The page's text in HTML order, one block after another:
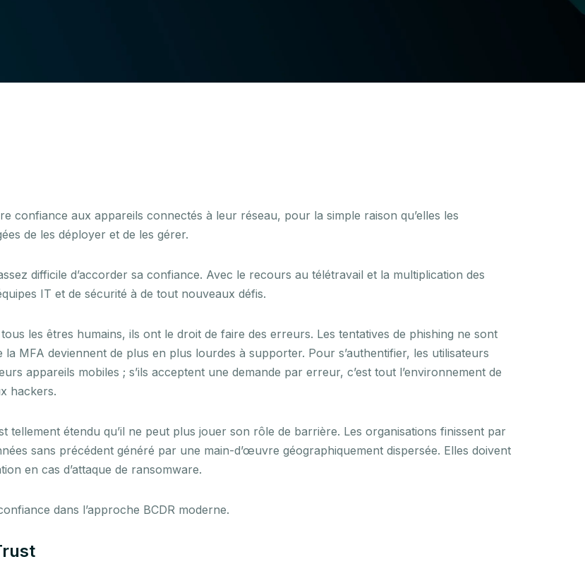
confiance aux appareils connectés à leur réseau, pour la simple raison qu’elles les
de les déployer et de les gérer.
difficile d’accorder sa confiance. Avec le recours au télétravail et la multiplication des
IT et de sécurité à de tout nouveaux défis.
les êtres humains, ils ont le droit de faire des erreurs. Les tentatives de phishing ne sont
MFA deviennent de plus en plus lourdes à supporter. Pour s’authentifier, les utilisateurs
appareils mobiles ; s’ils acceptent une demande par erreur, c’est tout l’environnement de
hackers.
tellement étendu qu’il ne peut plus jouer son rôle de barrière. Les organisations finissent par
sans précédent généré par une main-d’œuvre géographiquement dispersée. Elles doivent
en cas d’attaque de ransomware.
dans l’approche BCDR moderne.